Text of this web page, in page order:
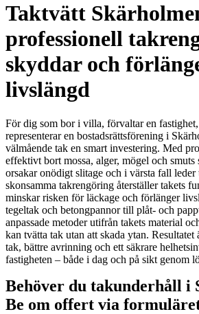
Taktvätt
professionell
skyddar och
livslängd
För dig som bor i villa, förvaltar en
representerar en bostadsrättsförening i
välmående tak en smart investering. Med
effektivt bort mossa, alger, mögel och smuts
orsakar onödigt slitage och i värsta fall
skonsamma takrengöring återställer takets
minskar risken för läckage och förlänger
tegeltak och betongpannor till plåt- och
anpassade metoder utifrån takets material
kan tvätta tak utan att skada ytan. Resultatet
tak, bättre avrinning och ett säkrare
fastigheten – både i dag och på sikt genom
Behöver du takunderhåll i
Be om offert via